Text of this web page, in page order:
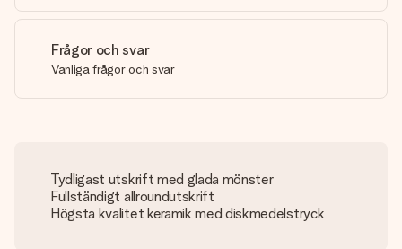
Frågor och svar
Vanliga frågor och svar
Tydligast utskrift med glada mönster
Fullständigt allroundutskrift
Högsta kvalitet keramik med diskmedelstryck